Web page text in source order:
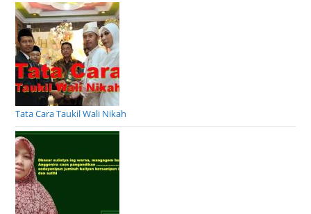
Tata Cara Taukil Wali Nikah